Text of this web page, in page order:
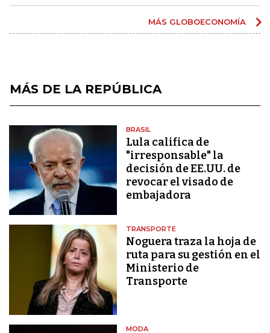
MÁS GLOBOECONOMÍA
MÁS DE LA REPÚBLICA
BRASIL
Lula califica de
"irresponsable" la
decisión de EE.UU. de
revocar el visado de
embajadora
TRANSPORTE
Noguera traza la hoja de
ruta para su gestión en el
Ministerio de
Transporte
MODA